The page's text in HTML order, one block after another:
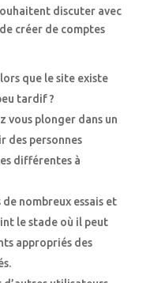
discuter avec
créer de comptes
que le site existe
tardif ?
vous plonger dans un
des personnes
différentes à
de nombreux essais et
le stade où il peut
appropriés des